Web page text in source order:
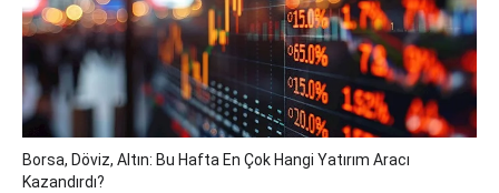
Borsa, Döviz, Altın: Bu Hafta En Çok Hangi Yatırım Aracı
Kazandırdı?